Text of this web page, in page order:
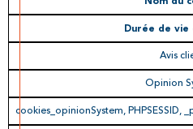
Durée de vie
Avis
Opinion
cookies_opinionSystem, PHPSESSID,